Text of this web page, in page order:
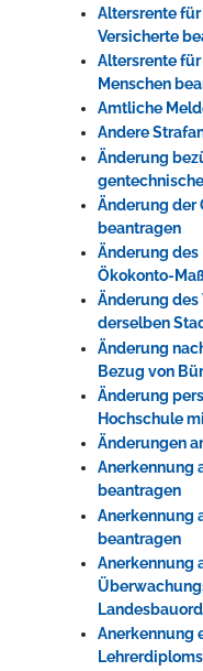
Altersrente
Versicherte
Altersrente
Menschen
Amtliche
Andere
Änderung
Änderung der
beantragen
Änderung
Ökokonto-
Änderung
derselben
Änderung
Bezug von
Änderung
Hochschule
Änderungen
Anerkennung
beantragen
Anerkennung
beantragen
Anerkennung
Anerkennung